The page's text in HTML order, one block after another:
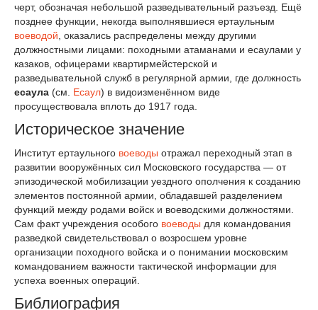
черт, обозначая небольшой разведывательный разъезд. Ещё
позднее функции, некогда выполнявшиеся ертаульным
воеводой, оказались распределены между другими
должностными лицами: походными атаманами и есаулами у
казаков, офицерами квартирмейстерской и
разведывательной служб в регулярной армии, где должность
есаула (см. Есаул) в видоизменённом виде
просуществовала вплоть до 1917 года.
Историческое значение
Институт ертаульного воеводы отражал переходный этап в
развитии вооружённых сил Московского государства — от
эпизодической мобилизации уездного ополчения к созданию
элементов постоянной армии, обладавшей разделением
функций между родами войск и воеводскими должностями.
Сам факт учреждения особого воеводы для командования
разведкой свидетельствовал о возросшем уровне
организации походного войска и о понимании московским
командованием важности тактической информации для
успеха военных операций.
Библиография